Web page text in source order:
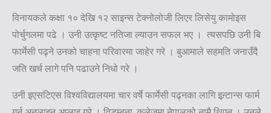
विनायकले कक्षा १० देखि १२ साइन्स टेक्नोलोजी लिएर लिसेयु कामोइस
पोर्चुगलमा पढे । उनी उत्कृष्ट नतिजा ल्याउन सफल भए । त्यसपछि उनी बि
फार्मेसी पढ्ने उनको चाहना परिवारमा जाहेर गरे । बुआमाले सहमति जनाउँदै
जति खर्च लागे पनि पढाउने निधो गरे ।
उनी इएसटिएस विश्वविद्यालयमा चार वर्षे फार्मेसी पढ्नका लागि इन्र्टान्स फार्म